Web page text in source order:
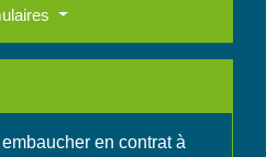
en contrat à